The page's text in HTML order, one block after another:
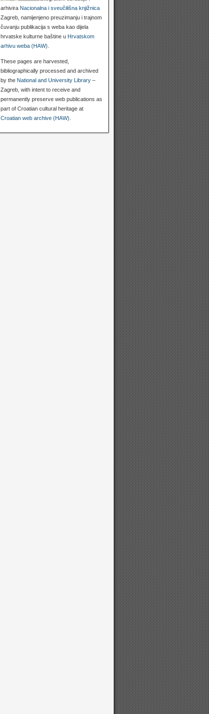
arhivira Nacionalna i sveučilišna knjižnica
Zagreb, namijenjeno preuzimanju i trajnom
čuvanju publikacija s weba kao dijela
hrvatske kulturne baštine u Hrvatskom
arhivu weba (HAW)
These pages are harvested,
bibliographically processed and archived
by the National and University Library–
Zagreb, with intent to receive and
permanently preserve web publications as
part of Croatian cultural heritage at
Croatian web archive (HAW)